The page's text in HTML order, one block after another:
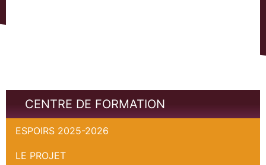
CENTRE DE FORMATION
ESPOIRS 2025-2026
LE PROJET